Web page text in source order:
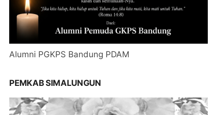
Alumni PGKPS Bandung PDAM
PEMKAB SIMALUNGUN